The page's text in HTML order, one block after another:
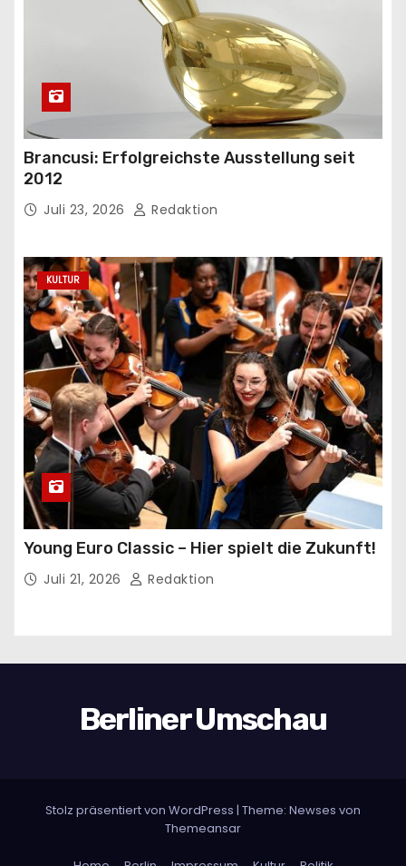
Brancusi: Erfolgreichste Ausstellung seit
2012
Juli 23, 2026 Redaktion
KULTUR
Young Euro Classic – Hier spielt die Zukunft!
Juli 21, 2026 Redaktion
Berliner Umschau
Stolz präsentiert von WordPress | Theme: Newses von
Themeansar